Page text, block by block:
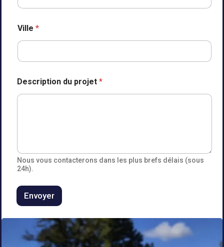
Ville *
i
s
d
e
Description du projet *
Nous vous contacterons dans les plus brefs délais (sous
24h).
Envoyer